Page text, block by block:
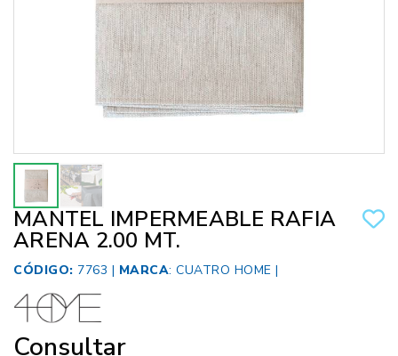
MANTEL IMPERMEABLE RAFIA
ARENA 2.00 MT.
CÓDIGO: 7763 | MARCA: CUATRO HOME |
Consultar